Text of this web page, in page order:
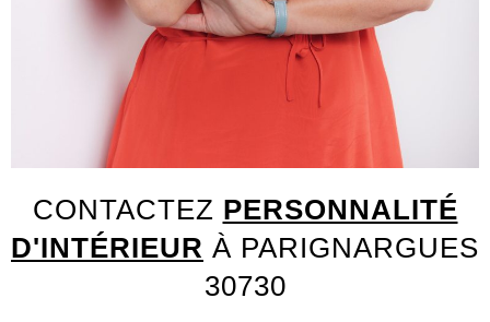
CONTACTEZ PERSONNALITÉ
D'INTÉRIEUR À PARIGNARGUES
30730